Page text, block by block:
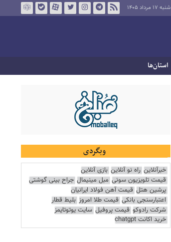
شنبه ۱۷ مرداد ۱۴۰۵
استان‌ها
وبگردی
خبرآنلاین راه نو آنلاین بازی آنلاین
قیمت تلویزیون سونی مبل مینیمال جراح بینی گوشتی
پرشین هتل قیمت آهن فولاد ایرانیان
اعتبارسنجی بانکی قیمت طلا امروز بلیط قطار
شرکت رادوکو قیمت پروفیل سایت یوتوتایمز
خرید اکانت chatgpt